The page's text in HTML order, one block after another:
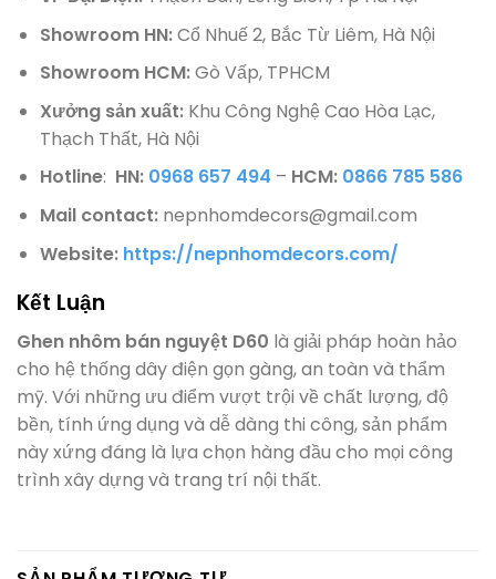
Showroom HN:Cổ Nhuế 2, Bắc Từ Liêm, Hà Nội
Showroom HCM:Gò Vấp, TPHCM
Xưởng sản xuất:Khu Công Nghệ Cao Hòa Lạc,
Thạch Thất, Hà Nội
Hotline: HN: 0968 657 494 – HCM: 0866 785 586
Mail contact:nepnhomdecors@gmail.com
Website: https://nepnhomdecors.com/
Kết Luận
Ghen nhôm bán nguyệt D60 là giải pháp hoàn hảo
cho hệ thống dây điện gọn gàng, an toàn và thẩm
mỹ. Với những ưu điểm vượt trội về chất lượng, độ
bền, tính ứng dụng và dễ dàng thi công, sản phẩm
này xứng đáng là lựa chọn hàng đầu cho mọi công
trình xây dựng và trang trí nội thất.